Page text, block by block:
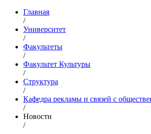
Главная
/
Университет
/
Факультеты
/
Факультет Культуры
/
Структура
/
Кафедра рекламы и связей с
/
Новости
/